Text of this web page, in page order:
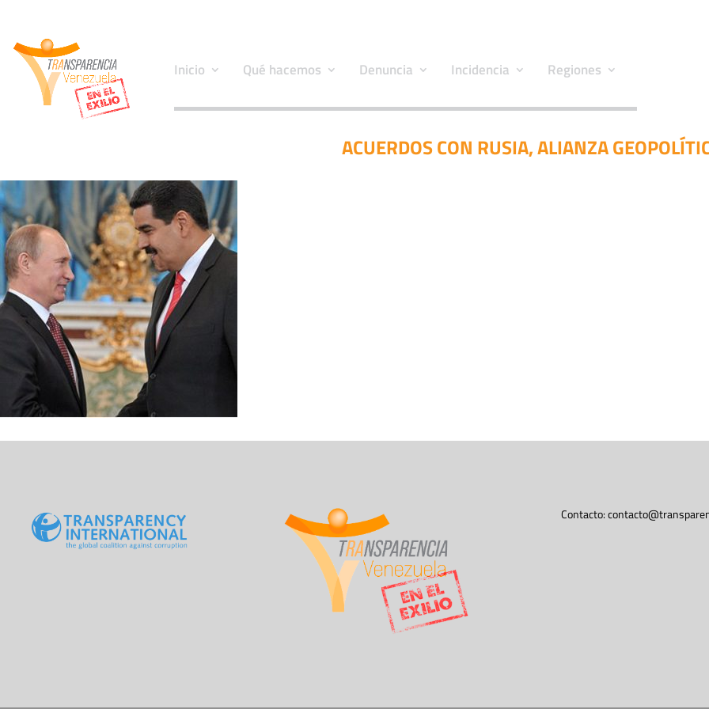
Inicio Qué hacemos Denuncia Incidencia Regiones
ACUERDOS CON RUSIA, ALIANZA
Contacto: